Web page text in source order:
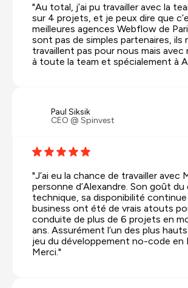
"Au total, j’ai pu travailler avec la
sur 4 projets, et je peux dire que
meilleures agences Webflow de
sont pas de simples partenaires, ils
travaillent pas pour nous mais avec
à toute la team et spécialement à
Paul Siksik
CEO @ Spinvest
"J’ai eu la chance de travailler avec
personne d’Alexandre. Son goût du
technique, sa disponibilité
business ont été de vrais atouts
conduite de plus de 6 projets en
ans. Assurément l’un des plus
jeu du développement no-code en
Merci."